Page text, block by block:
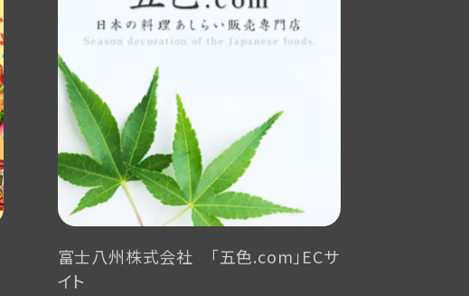
富士八州株式会社 「五色.com」ECサ
イト